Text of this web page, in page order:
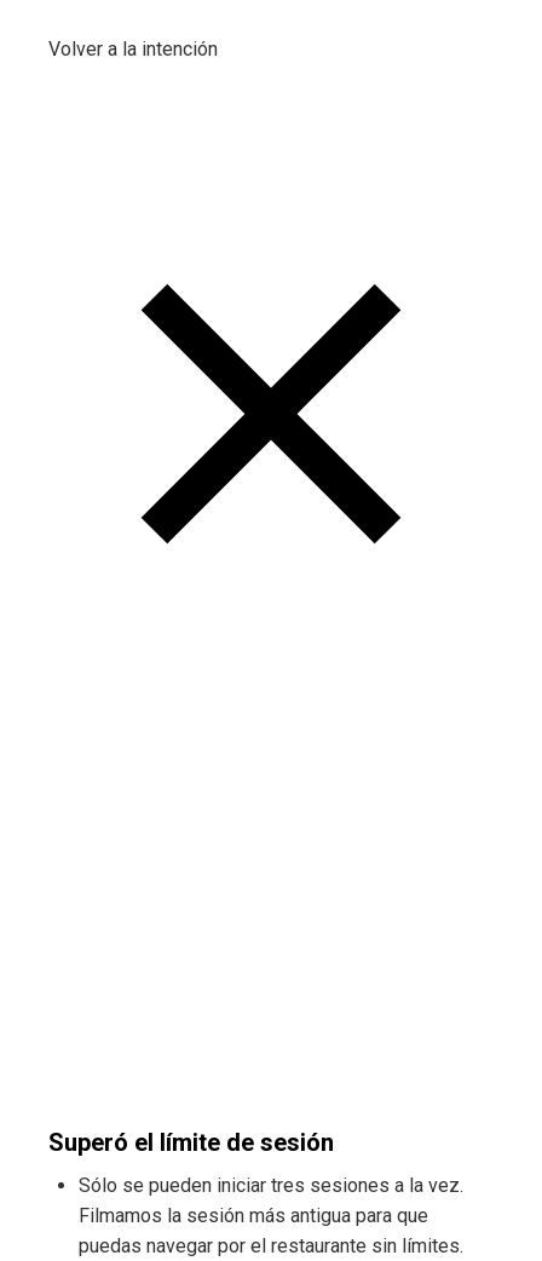
Volver a la intención
Superó el límite de sesión
Sólo se pueden iniciar tres sesiones a la vez.
Filmamos la sesión más antigua para que
puedas navegar por el restaurante sin límites.